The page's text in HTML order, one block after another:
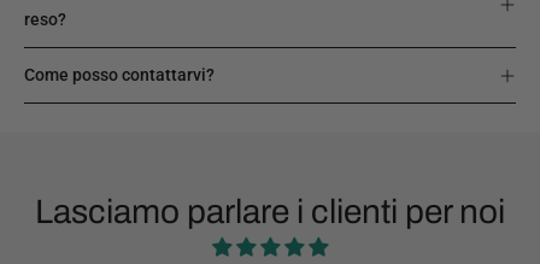
reso?
Come posso contattarvi?
Lasciamo parlare i clienti per noi